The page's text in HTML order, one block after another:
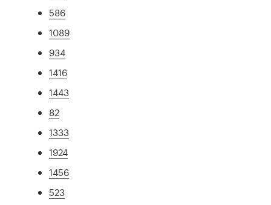
586
1089
934
1416
1443
82
1333
1924
1456
523